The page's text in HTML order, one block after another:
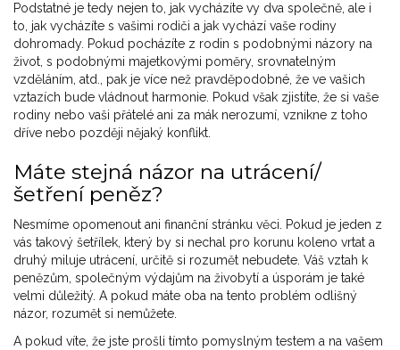
Podstatné je tedy nejen to, jak vycházíte vy dva společně, ale i
to, jak vycházíte s vašimi rodiči a jak vychází vaše rodiny
dohromady. Pokud pocházíte z rodin s podobnými názory na
život, s podobnými majetkovými poměry, srovnatelným
vzděláním, atd., pak je více než pravděpodobné, že ve vašich
vztazích bude vládnout harmonie. Pokud však zjistíte, že si vaše
rodiny nebo vaši přátelé ani za mák nerozumí, vznikne z toho
dříve nebo později nějaký konflikt.
Máte stejná názor na utrácení/
šetření peněz?
Nesmíme opomenout ani finanční stránku věci. Pokud je jeden z
vás takový šetřílek, který by si nechal pro korunu koleno vrtat a
druhý miluje utrácení, určitě si rozumět nebudete. Váš vztah k
penězům, společným výdajům na živobytí a úsporám je také
velmi důležitý. A pokud máte oba na tento problém odlišný
názor, rozumět si nemůžete.
A pokud víte, že jste prošli tímto pomyslným testem a na vašem